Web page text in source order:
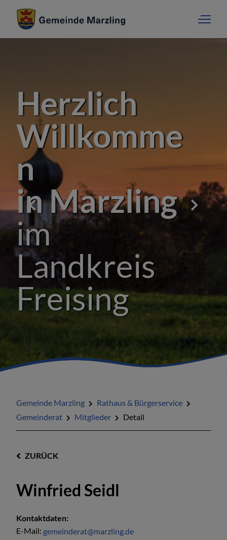
Herzlich
Willkomme
n
in Marzling
im
Landkreis
Freising
Gemeinde Marzling
Rathaus & Bürgerservice
Gemeinderat
Mitglieder Detail
ZURÜCK
Winfried Seidl
Kontaktdaten:
E-Mail: gemeinderat@marzling.de